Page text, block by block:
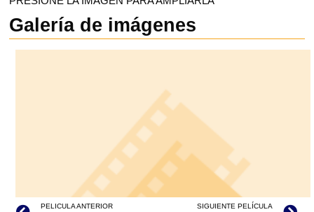
Galería de imágenes
PELICULA ANTERIOR SIGUIENTE PELÍCULA